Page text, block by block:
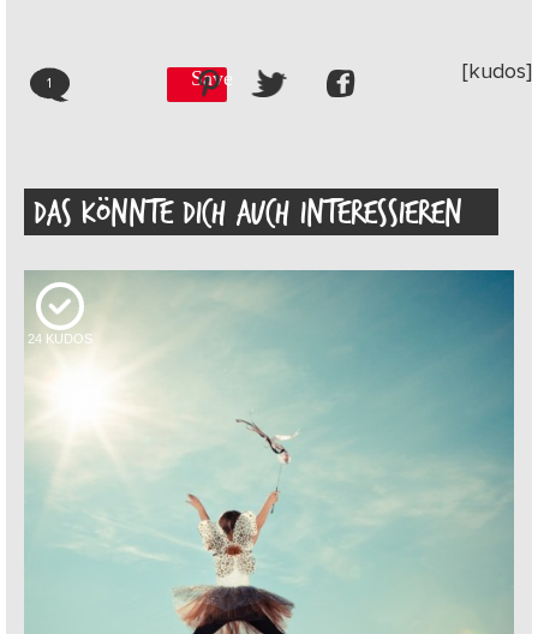
1 Save [kudos]
DAS KÖNNTE DICH AUCH INTERESSIEREN
24 KUDOS